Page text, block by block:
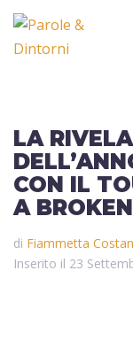
LA
CON IL
A
di Fiammetta
Inserito il 23